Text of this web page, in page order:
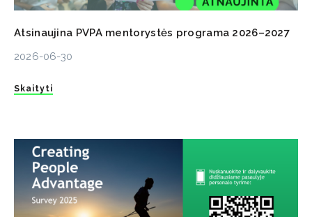
Atsinaujina PVPA mentorystės programa 2026–2027
2026-06-30
Skaityti